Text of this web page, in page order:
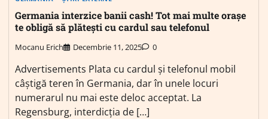
Germania interzice banii cash! Tot mai multe orașe
te obligă să plătești cu cardul sau telefonul
Mocanu Erich Decembrie 11, 2025 0
Advertisements Plata cu cardul și telefonul mobil
câștigă teren în Germania, dar în unele locuri
numerarul nu mai este deloc acceptat. La
Regensburg, interdicția de […]